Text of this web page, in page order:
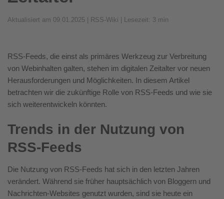
Aktualisiert am 09.01.2025 | RSS-Wiki | Lesezeit: 3 min
RSS-Feeds, die einst als primäres Werkzeug zur Verbreitung
von Webinhalten galten, stehen im digitalen Zeitalter vor neuen
Herausforderungen und Möglichkeiten. In diesem Artikel
betrachten wir die zukünftige Rolle von RSS-Feeds und wie sie
sich weiterentwickeln könnten.
Trends in der Nutzung von
RSS-Feeds
Die Nutzung von RSS-Feeds hat sich in den letzten Jahren
verändert. Während sie früher hauptsächlich von Bloggern und
Nachrichten-Websites genutzt wurden, sind sie heute ein